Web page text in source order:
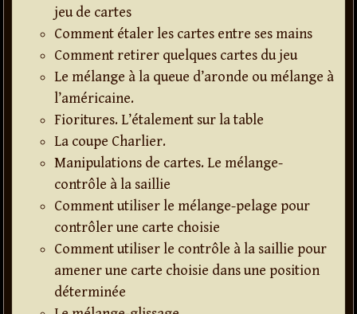
jeu de cartes
Comment étaler les cartes entre ses mains
Comment retirer quelques cartes du jeu
Le mélange à la queue d’aronde ou mélange à
l’américaine.
Fioritures. L’étalement sur la table
La coupe Charlier.
Manipulations de cartes. Le mélange-
contrôle à la saillie
Comment utiliser le mélange-pelage pour
contrôler une carte choisie
Comment utiliser le contrôle à la saillie pour
amener une carte choisie dans une position
déterminée